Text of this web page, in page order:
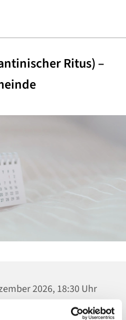
Ritus) –
2026, 18:30 Uhr
Malchower Weg 22-24,